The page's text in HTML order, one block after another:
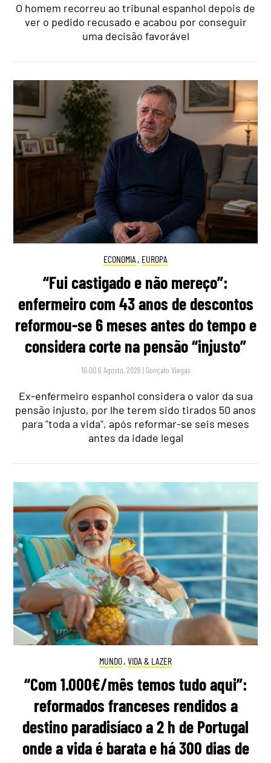
O homem recorreu ao tribunal espanhol depois de
ver o pedido recusado e acabou por conseguir
uma decisão favorável
ECONOMIA , EUROPA
“Fui castigado e não mereço”:
enfermeiro com 43 anos de descontos
reformou-se 6 meses antes do tempo e
considera corte na pensão “injusto”
16:00 6 Agosto, 2026 | Gonçalo Viegas
Ex-enfermeiro espanhol considera o valor da sua
pensão injusto, por lhe terem sido tirados 50 anos
para "toda a vida", após reformar-se seis meses
antes da idade legal
MUNDO, VIDA & LAZER
“Com 1.000€/mês temos tudo aqui”:
reformados franceses rendidos a
destino paradisíaco a 2 h de Portugal
onde a vida é barata e há 300 dias de